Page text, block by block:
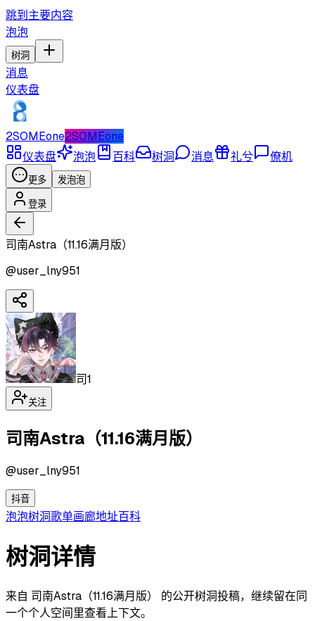
跳到主要内容
泡泡
树洞
消息
仪表盘
2SOMEone2SOMEone
仪表盘
泡泡 百科 树洞 消息 礼兮 僚机
更多 发泡泡
登录
司南Astra（11.16满月版）
@user_lny951
司1
关注
司南Astra（11.16满月版）
@user_lny951
抖音
泡泡树洞歌单画廊地址百科
树洞详情
来自 司南Astra（11.16满月版） 的公开树洞投稿，继续留在同
一个个人空间里查看上下文。